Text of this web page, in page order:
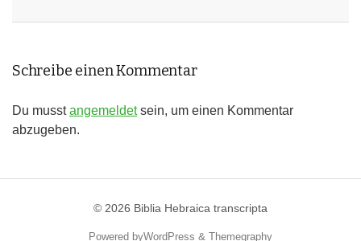
Schreibe einen Kommentar
Du musstangemeldetsein, um einen Kommentar
abzugeben.
© 2026 Biblia Hebraica transcripta
Powered byWordPress & Themegraphy